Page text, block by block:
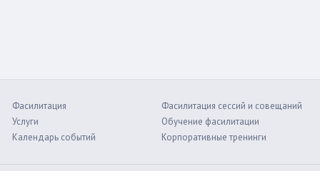
Фасилитация
Услуги
Календарь событий
Фасилитация сессий и совещаний
Обучение фасилитации
Корпоративные тренинги